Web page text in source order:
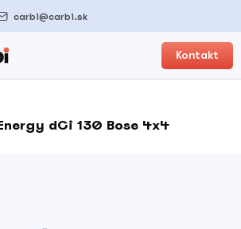
carbi@carbi.sk
Kontakt
dCi 130 Bose 4x4